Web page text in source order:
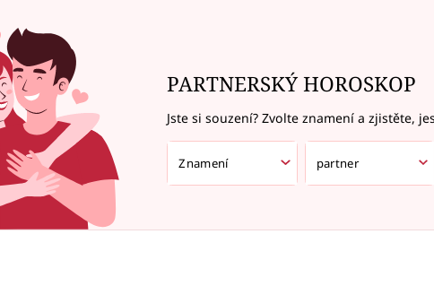
PARTNERSKÝ HOROSKOP
Jste si souzení? Zvolte znamení a zjistěte,